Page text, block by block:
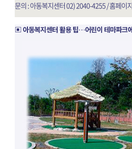
문의 : 아동복지센터 02) 2040-4255 / 홈페이
▣ 아동복지센터 활용 팁…어린이 테마파크